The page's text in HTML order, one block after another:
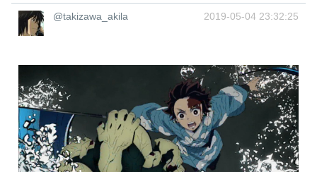
@takizawa_akila 2019-05-04 23:32:25